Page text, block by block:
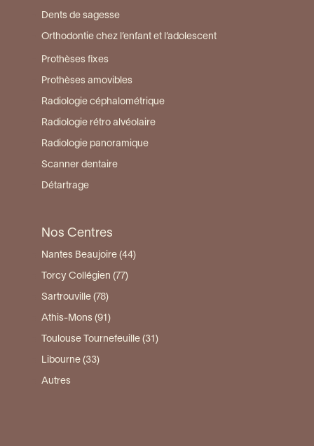
Dents de sagesse
Orthodontie chez l’enfant et l’adolescent
Prothèses fixes
Prothèses amovibles
Radiologie céphalométrique
Radiologie rétro alvéolaire
Radiologie panoramique
Scanner dentaire
Détartrage
Nos Centres
Nantes Beaujoire (44)
Torcy Collégien (77)
Sartrouville (78)
Athis-Mons (91)
Toulouse Tournefeuille (31)
Libourne (33)
Autres